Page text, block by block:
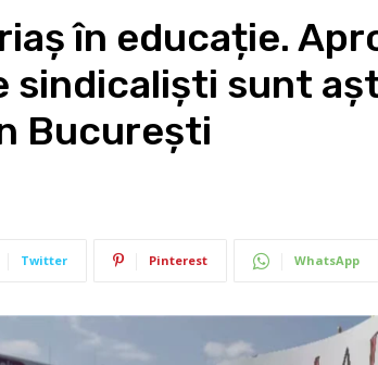
în educație.
sindicaliști sunt
București
Twitter Pinterest WhatsApp